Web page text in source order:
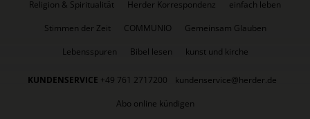
Religion & Spiritualität
Herder Korrespondenz
einfach leben
Stimmen der Zeit
COMMUNIO
Gemeinsam Glauben
Lebensspuren
Bibel lesen kunst und kirche
KUNDENSERVICE +49 761 2717200
kundenservice@herder.de
Abo online kündigen